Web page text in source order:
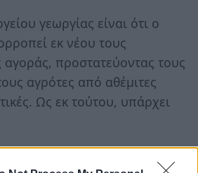
γεωργίας είναι ότι ο
εκ νέου τους
αγοράς, προστατεύοντας τους
αγρότες από αθέμιτες
Ως εκ τούτου, υπάρχει
στο Google News και